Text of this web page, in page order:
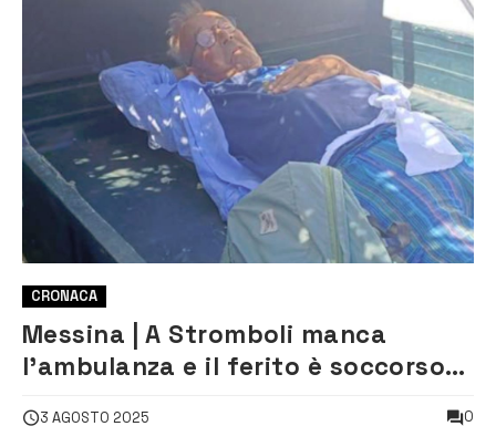
CRONACA
Messina | A Stromboli manca
l’ambulanza e il ferito è soccorso
3 AGOSTO 2025 0